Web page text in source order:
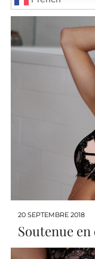
20 SEPTEMBRE 2018
Soutenue